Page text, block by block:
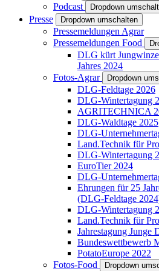
Podcast Dropdown
Presse Dropdown umschalten
Pressemeldungen Agrar
Pressemeldungen Food
DLG kürt
Jahres 2024
Fotos-Agrar
Dropdown
DLG-Feldtage 2026
DLG-Wintertagung
AGRITECHNICA
DLG-Waldtage 2025
DLG-
Land.Technik für
DLG-Wintertagung
EuroTier 2024
DLG-
Ehrungen für 25
(DLG-Feldtage
DLG-Wintertagung
Land.Technik für
Jahrestagung Junge
Bundeswettbewerb
PotatoEurope 2022
Fotos-Food
Dropdown